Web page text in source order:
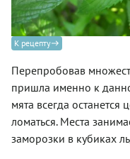
К рецепту
Перепробовав
пришла именно к
мята всегда останется
ломаться. Места
заморозки в кубиках